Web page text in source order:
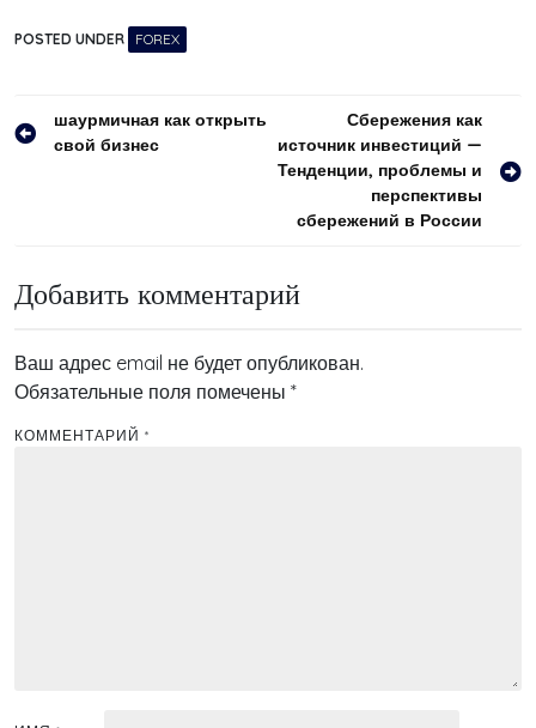
POSTED UNDER FOREX
Навигация
шаурмичная как открыть
свой бизнес
Сбережения как
источник инвестиций —
Тенденции, проблемы и
перспективы
сбережений в России
Добавить комментарий
Ваш адрес email не будет опубликован.
Обязательные поля помечены *
КОММЕНТАРИЙ *